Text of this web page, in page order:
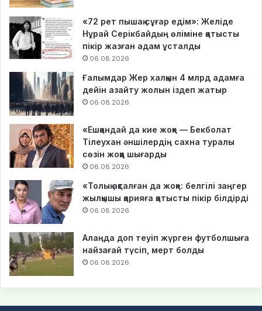
«72 рет пышақ сұғар едім»: Желіде
Нұрай Серікбайдың өліміне қатысты
пікір жазған адам ұсталды
06.08.2026
Ғалымдар Жер халқын 4 млрд адамға
дейін азайту жолын іздеп жатыр
06.08.2026
«Ешқандай да кие жоқ» — Бекболат
Тілеухан әншілердің сахна туралы
сөзін жоққа шығарды
06.08.2026
«Толық ақталған да жоқ»: белгілі заңгер
жылқышы қарияға қатысты пікір білдірді
06.08.2026
Алаңда доп теуіп жүрген футболшыға
найзағай түсіп, мерт болды
06.08.2026